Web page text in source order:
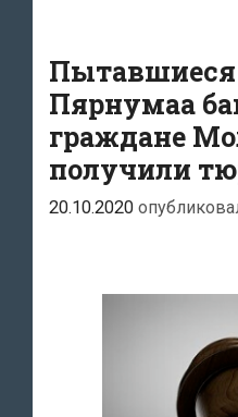
Пытавшиеся
Пярнумаа
граждане
получили
20.10.2020